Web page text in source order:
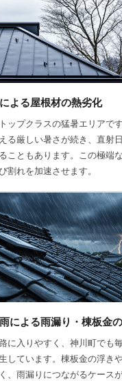
よる屋根材の熱劣化
ップクラスの猛暑エリアで
る厳しい暑さが続き、直射
こともあります。この極端
割れを加速させます。
による雨漏り・棟板金
に入りやすく、神川町でも
しています。棟板金の浮き
、雨漏りにつながるケース